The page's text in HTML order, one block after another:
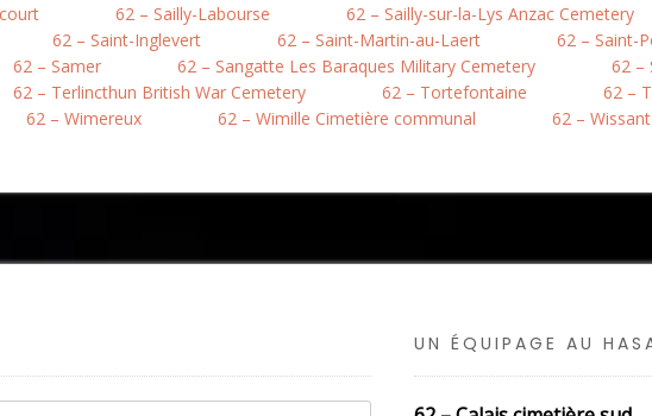
62 – Sailly-Labourse
62 – Sailly-sur-la-Lys Anzac Cemetery
62 – Saint-Inglevert 62 – Saint-Martin-au-Laert
62 – Saint-
62 – Samer 62 – Sangatte Les Baraques Military Cemetery
62 –
62 – Terlincthun British War Cemetery 62 – Tortefontaine
62 –
62 – Wimereux 62 – Wimille Cimetière communal 62 – Wissant
UN ÉQUIPAGE AU